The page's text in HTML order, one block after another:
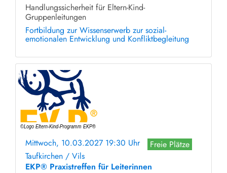
Handlungssicherheit für Eltern-Kind-
Gruppenleitungen
Fortbildung zur Wissenserwerb zur sozial-
emotionalen Entwicklung und Konfliktbegleitung
Mittwoch, 10.03.2027 19:30 Uhr
Freie Plätze
Taufkirchen / Vils
EKP® Praxistreffen für Leiterinnen